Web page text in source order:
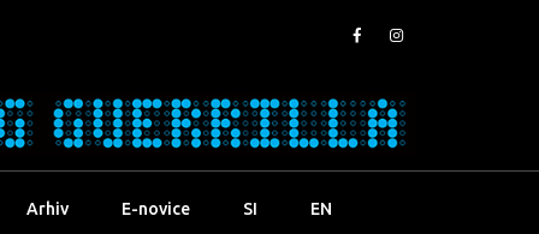
Arhiv E-novice SI EN